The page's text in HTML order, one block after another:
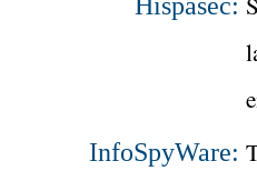
InfoSpyWare: